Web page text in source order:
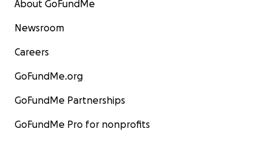
About GoFundMe
Newsroom
Careers
GoFundMe.org
GoFundMe Partnerships
GoFundMe Pro for nonprofits